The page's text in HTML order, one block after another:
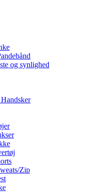
og synlighed
Zip